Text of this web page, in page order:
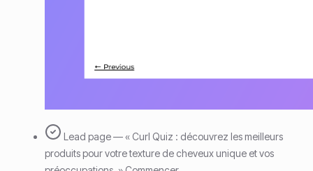
Lead page — « Curl Quiz : découvrez les meilleurs
produits pour votre texture de cheveux unique et vos